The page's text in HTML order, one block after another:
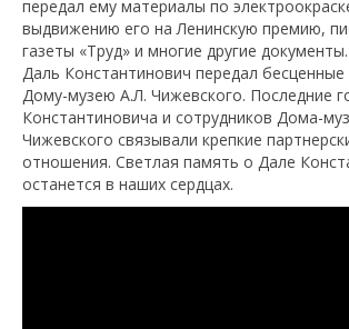
передал ему материалы по
выдвижению его на Ленинскую премию,
газеты «Труд» и многие другие
Даль Константинович передал
Дому-музею А.Л. Чижевского. Последние
Константиновича и сотрудников Дома-
Чижевского связывали крепкие
отношения. Светлая память о Дале
останется в наших сердцах.